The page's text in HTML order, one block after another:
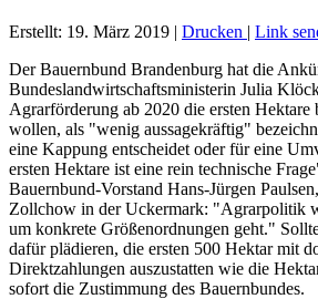
Erstellt: 19. März 2019 | Drucken | Link
Der Bauernbund Brandenburg hat die
Bundeslandwirtschaftsministerin Julia
Agrarförderung ab 2020 die ersten Hektare
wollen, als "wenig aussagekräftig"
eine Kappung entscheidet oder für eine
ersten Hektare ist eine rein technische
Bauernbund-Vorstand Hans-Jürgen
Zollchow in der Uckermark: "Agrarpolitik
um konkrete Größenordnungen geht."
dafür plädieren, die ersten 500 Hektar mit
Direktzahlungen auszustatten wie die
sofort die Zustimmung des Bauernbundes.